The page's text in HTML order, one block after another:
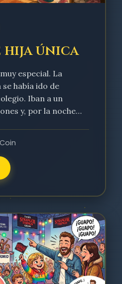
hija única
especial. La
había ido de
Iban a un
y, por la noche…